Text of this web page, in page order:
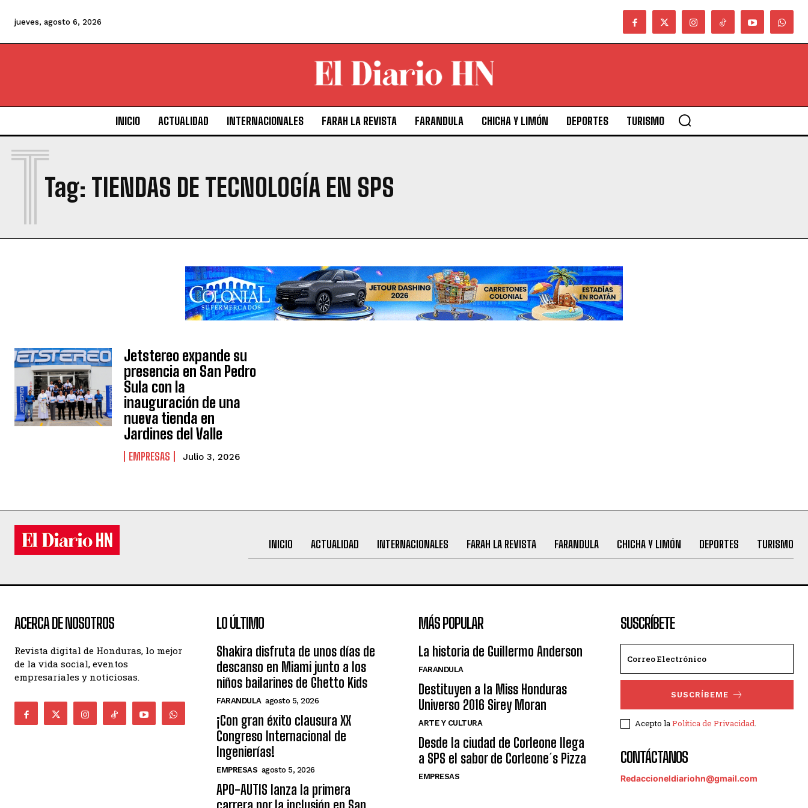
jueves, agosto 6, 2026
INICIO ACTUALIDAD INTERNACIONALES FARAH LA REVISTA FARANDULA CHICHA Y LIMÓN DEPORTES TURISMO
Tag: TIENDAS DE TECNOLOGÍA EN SPS
T
Jetstereo expande su
presencia en San Pedro
Sula con la
inauguración de una
nueva tienda en
Jardines del Valle
EMPRESAS Julio 3, 2026
INICIO ACTUALIDAD INTERNACIONALES FARAH LA REVISTA FARANDULA CHICHA Y LIMÓN DEPORTES TURISMO
ACERCA DE NOSOTROS
Revista digital de Honduras, lo mejor
de la vida social, eventos
empresariales y noticiosas.
LO ÚLTIMO
Shakira disfruta de unos días de
descanso en Miami junto a los
niños bailarines de Ghetto Kids
FARANDULA agosto 5, 2026
¡Con gran éxito clausura XX
Congreso Internacional de
Ingenierías!
EMPRESAS agosto 5, 2026
APO-AUTIS lanza la primera
MÁS POPULAR
La historia de Guillermo Anderson
FARANDULA
Destituyen a la Miss Honduras
Universo 2016 Sirey Moran
ARTE Y CULTURA
Desde la ciudad de Corleone llega
a SPS el sabor de Corleone´s Pizza
EMPRESAS
SUSCRÍBETE
SUSCRÍBEME
Acepto laPolítica de Privacidad.
CONTÁCTANOS
Redaccioneldiariohn@gmail.com